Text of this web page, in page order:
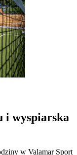
i wyspiarska
w Valamar Sport